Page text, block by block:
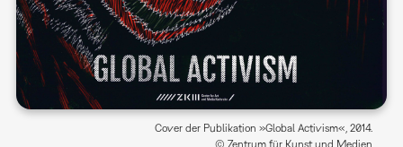
Cover der Publikation »Global Activism«, 2014.